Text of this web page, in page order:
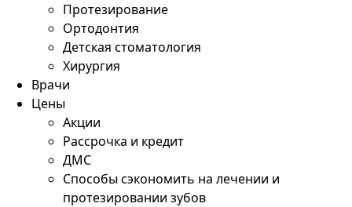
Протезирование
Ортодонтия
Детская стоматология
Хирургия
Врачи
Цены
Акции
Рассрочка и кредит
ДМС
Способы сэкономить на лечении и
протезировании зубов